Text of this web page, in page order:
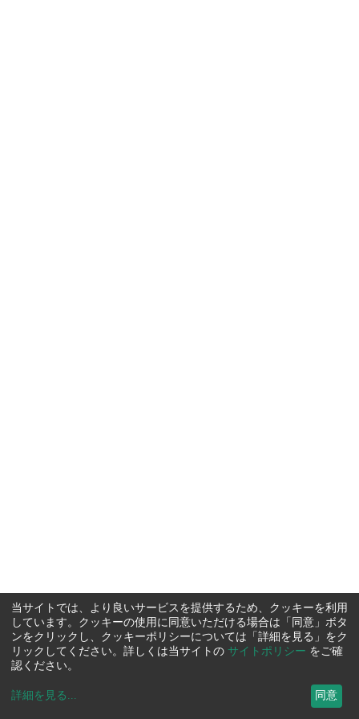
当サイトでは、より良いサービスを提供するため、クッキーを利用
しています。クッキーの使用に同意いただける場合は「同意」ボタ
ンをクリックし、クッキーポリシーについては「詳細を見る」をク
リックしてください。詳しくは当サイトの サイトポリシー をご確
認ください。
詳細を見る ... 同意